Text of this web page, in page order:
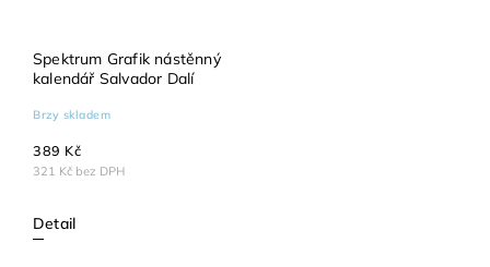
Spektrum Grafik nástěnný
kalendář Salvador Dalí
Brzy skladem
321 Kč bez DPH
389 Kč
Detail